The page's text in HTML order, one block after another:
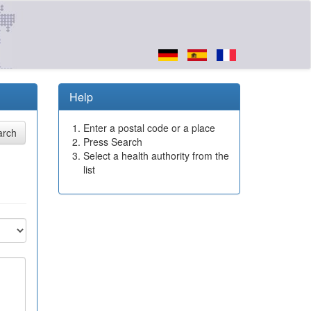
Help
Enter a postal code or a place
Press Search
Select a health authority from the
list